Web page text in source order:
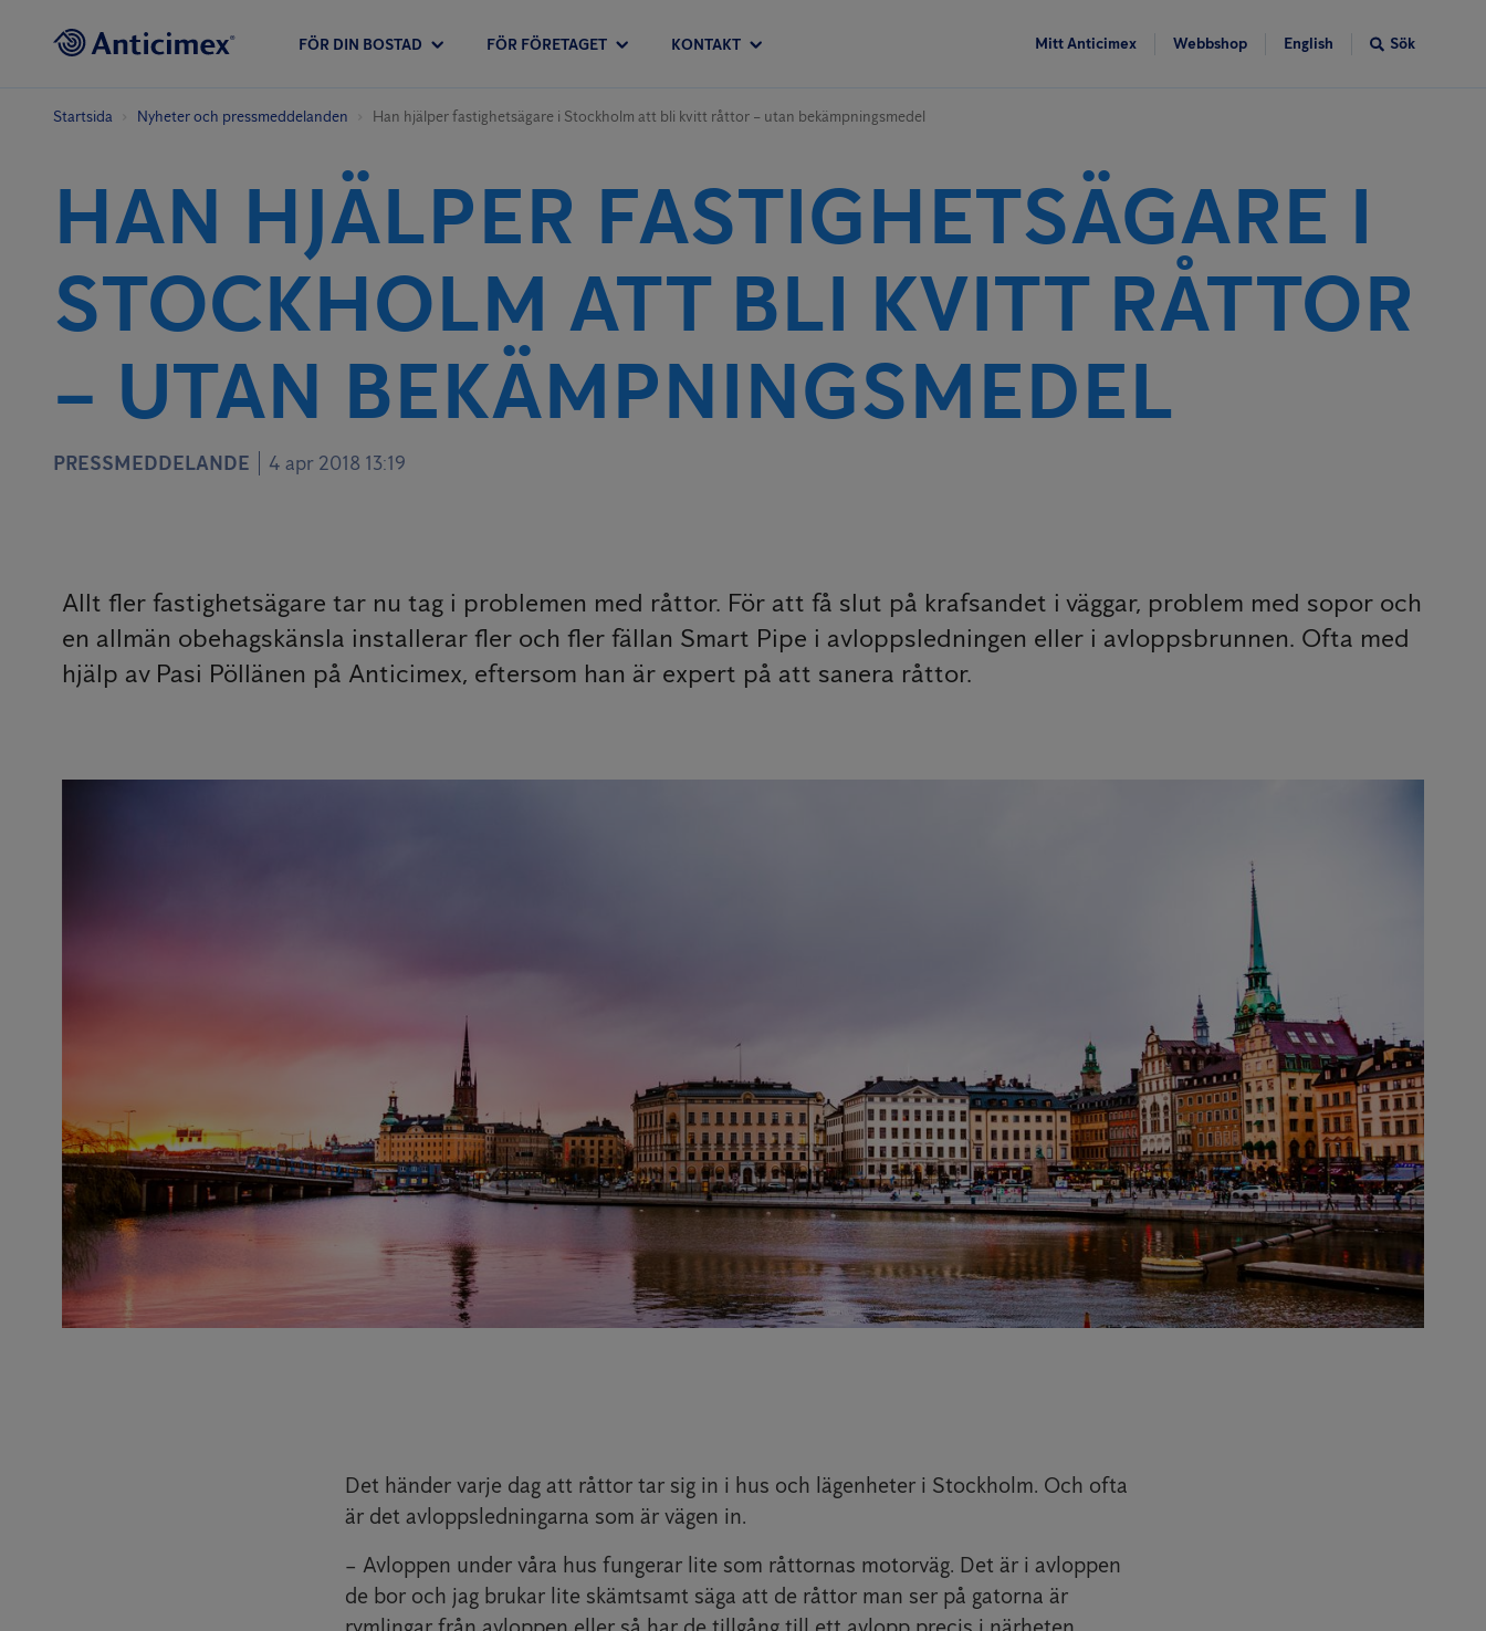
FÖR DIN BOSTAD FÖR FÖRETAGET KONTAKT Mitt Anticimex Webbshop English Sök
Startsida Nyheter och pressmeddelanden Han hjälper fastighetsägare i Stockholm att bli kvitt råttor – utan bekämpningsmedel
HAN HJÄLPER FASTIGHETSÄGARE I
STOCKHOLM ATT BLI KVITT RÅTTOR
– UTAN BEKÄMPNINGSMEDEL
PRESSMEDDELANDE 4 apr 2018 13:19
Allt fler fastighetsägare tar nu tag i problemen med råttor. För att få slut på krafsandet i väggar, problem med sopor och
en allmän obehagskänsla installerar fler och fler fällan Smart Pipe i avloppsledningen eller i avloppsbrunnen. Ofta med
hjälp av Pasi Pöllänen på Anticimex, eftersom han är expert på att sanera råttor.
Det händer varje dag att råttor tar sig in i hus och lägenheter i Stockholm. Och ofta
är det avloppsledningarna som är vägen in.
– Avloppen under våra hus fungerar lite som råttornas motorväg. Det är i avloppen
de bor och jag brukar lite skämtsamt säga att de råttor man ser på gatorna är